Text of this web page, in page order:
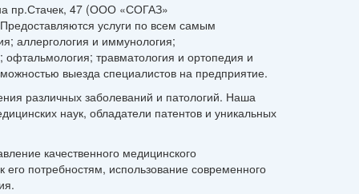
пр.Стачек, 47 (ООО «СОГАЗ»
услуги по всем самым
аллергология и иммунология;
офтальмология; травматология и ортопедия и
выезда специалистов на предприятие.
различных заболеваний и патологий. Наша
наук, обладатели патентов и уникальных
качественного медицинского
потребностям, использование современного